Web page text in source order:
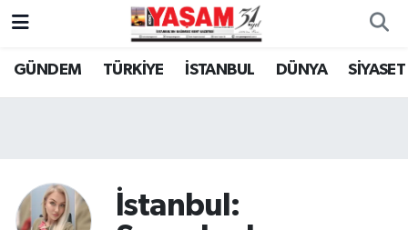
GÜNDEM TÜRKİYE İSTANBUL DÜNYA SİYASET
İstanbul: